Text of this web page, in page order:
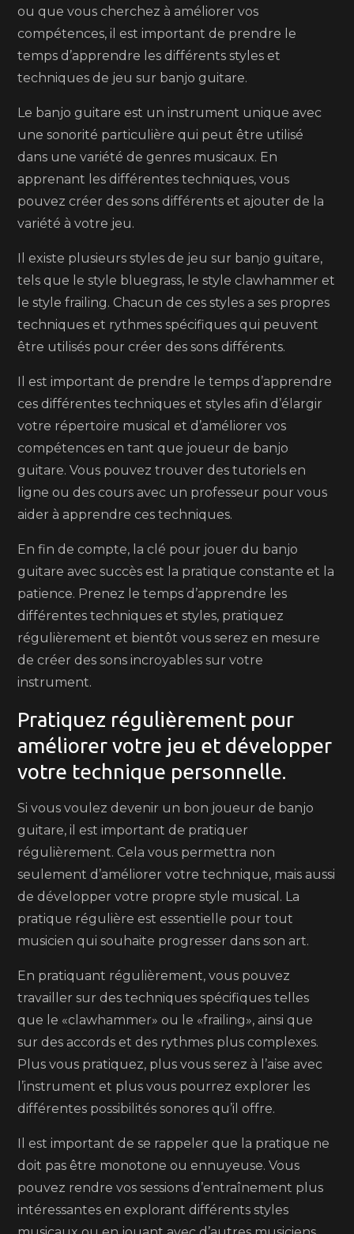
ou que vous cherchez à améliorer vos
compétences, il est important de prendre le
temps d’apprendre les différents styles et
techniques de jeu sur banjo guitare.
Le banjo guitare est un instrument unique avec
une sonorité particulière qui peut être utilisé
dans une variété de genres musicaux. En
apprenant les différentes techniques, vous
pouvez créer des sons différents et ajouter de la
variété à votre jeu.
Il existe plusieurs styles de jeu sur banjo guitare,
tels que le style bluegrass, le style clawhammer et
le style frailing. Chacun de ces styles a ses propres
techniques et rythmes spécifiques qui peuvent
être utilisés pour créer des sons différents.
Il est important de prendre le temps d’apprendre
ces différentes techniques et styles afin d’élargir
votre répertoire musical et d’améliorer vos
compétences en tant que joueur de banjo
guitare. Vous pouvez trouver des tutoriels en
ligne ou des cours avec un professeur pour vous
aider à apprendre ces techniques.
En fin de compte, la clé pour jouer du banjo
guitare avec succès est la pratique constante et la
patience. Prenez le temps d’apprendre les
différentes techniques et styles, pratiquez
régulièrement et bientôt vous serez en mesure
de créer des sons incroyables sur votre
instrument.
Pratiquez régulièrement pour
améliorer votre jeu et développer
votre technique personnelle.
Si vous voulez devenir un bon joueur de banjo
guitare, il est important de pratiquer
régulièrement. Cela vous permettra non
seulement d’améliorer votre technique, mais aussi
de développer votre propre style musical. La
pratique régulière est essentielle pour tout
musicien qui souhaite progresser dans son art.
En pratiquant régulièrement, vous pouvez
travailler sur des techniques spécifiques telles
que le «clawhammer» ou le «frailing», ainsi que
sur des accords et des rythmes plus complexes.
Plus vous pratiquez, plus vous serez à l’aise avec
l’instrument et plus vous pourrez explorer les
différentes possibilités sonores qu’il offre.
Il est important de se rappeler que la pratique ne
doit pas être monotone ou ennuyeuse. Vous
pouvez rendre vos sessions d’entraînement plus
intéressantes en explorant différents styles